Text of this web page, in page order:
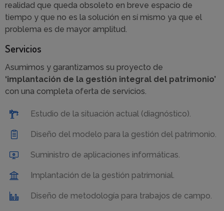
realidad que queda obsoleto en breve espacio de
tiempo y que no es la solución en sí mismo ya que el
problema es de mayor amplitud.
Servicios
Asumimos y garantizamos su proyecto de
‘implantación de la gestión integral del patrimonio’
con una completa oferta de servicios.
Estudio de la situación actual (diagnóstico).
Diseño del modelo para la gestión del patrimonio.
Suministro de aplicaciones informáticas.
Implantación de la gestión patrimonial.
Diseño de metodología para trabajos de campo.